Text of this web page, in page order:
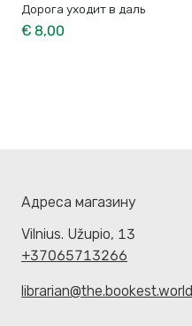
Дорога уходит в даль
€ 8,00
Адреса магазину
Vilnius. Užupio, 13
+37065713266
librarian@the.bookest.world